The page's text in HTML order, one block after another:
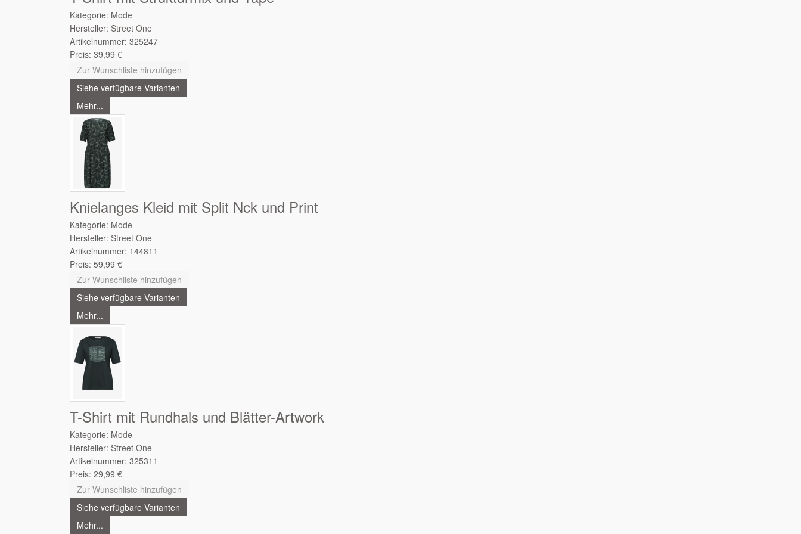
Kategorie: Mode
Hersteller: Street One
Artikelnummer: 325247
Preis: 39,99 €
Zur Wunschliste hinzufügen
Siehe verfügbare Varianten
Mehr...
Knielanges Kleid mit Split Nck und Print
Kategorie: Mode
Hersteller: Street One
Artikelnummer: 144811
Preis: 59,99 €
Zur Wunschliste hinzufügen
Siehe verfügbare Varianten
Mehr...
T-Shirt mit Rundhals und Blätter-Artwork
Kategorie: Mode
Hersteller: Street One
Artikelnummer: 325311
Preis: 29,99 €
Zur Wunschliste hinzufügen
Siehe verfügbare Varianten
Mehr...